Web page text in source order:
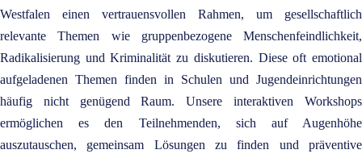
Westfalen einen vertrauensvollen Rahmen, um gesellschaftlich
relevante Themen wie gruppenbezogene Menschenfeindlichkeit,
Radikalisierung und Kriminalität zu diskutieren. Diese oft emotional
aufgeladenen Themen finden in Schulen und Jugendeinrichtungen
häufig nicht genügend Raum. Unsere interaktiven Workshops
ermöglichen es den Teilnehmenden, sich auf Augenhöhe
auszutauschen, gemeinsam Lösungen zu finden und präventive